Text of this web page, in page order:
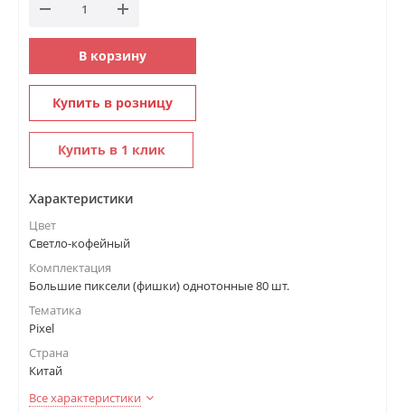
В корзину
Купить в розницу
Купить в 1 клик
Характеристики
Цвет
Светло-кофейный
Комплектация
Большие пиксели (фишки) однотонные 80 шт.
Тематика
Pixel
Страна
Китай
Все характеристики